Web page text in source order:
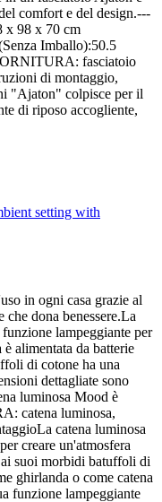
comfort e del design.---
x 98 x 70 cm
Imballo):50.5
fasciatoio
di montaggio,
"Ajaton" colpisce per il
di riposo accogliente,
in ogni casa grazie al
che dona benessere.La
lampeggiante per
alimentata da batterie
di cotone ha una
dettagliate sono
luminosa Mood è
catena luminosa,
catena luminosa
creare un'atmosfera
suoi morbidi batuffoli di
ghirlanda o come catena
funzione lampeggiante